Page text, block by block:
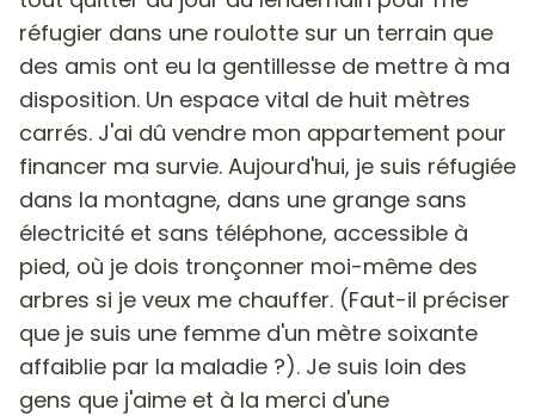
réfugier dans une roulotte sur un terrain que
des amis ont eu la gentillesse de mettre à ma
disposition. Un espace vital de huit mètres
carrés. J'ai dû vendre mon appartement pour
financer ma survie. Aujourd'hui, je suis réfugiée
dans la montagne, dans une grange sans
électricité et sans téléphone, accessible à
pied, où je dois tronçonner moi-même des
arbres si je veux me chauffer. (Faut-il préciser
que je suis une femme d'un mètre soixante
affaiblie par la maladie ?). Je suis loin des
gens que j'aime et à la merci d'une